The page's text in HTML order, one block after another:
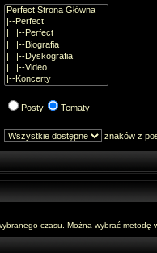
Posty Tematy
znaków z
czasu. Można wybrać metodę